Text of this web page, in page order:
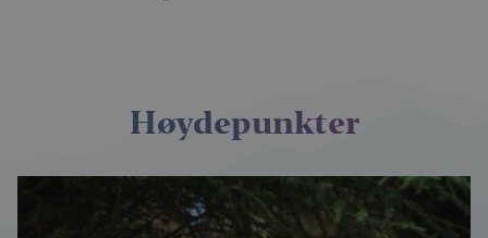
Høydepunkter